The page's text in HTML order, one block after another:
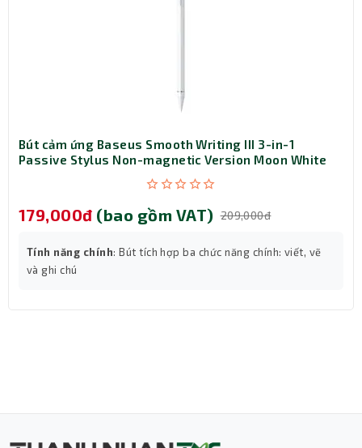
HF3005 vẫn tương thích hoàn toàn với HDMI 2.0 và HDMI
hết các thiết bị có cổng HDMI hiện nay mà không cần lo
lắng về sự khác biệt chuẩn kết nối.
Bút cảm ứng Baseus Smooth Writing III 3-in-1
Passive Stylus Non-magnetic Version Moon White
179,000đ (bao gồm VAT) 209,000đ
Tính năng chính: Bút tích hợp ba chức năng chính: viết, vẽ
và ghi chú